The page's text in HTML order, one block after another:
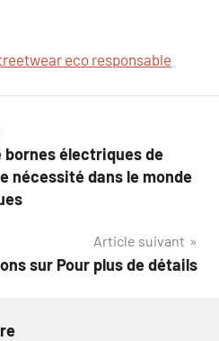
eco responsable
bornes électriques de
nécessité dans le monde
Article suivant
sur Pour plus de détails